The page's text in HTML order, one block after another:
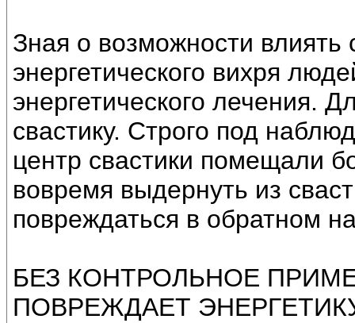
Зная о возможности влиять
энергетического вихря
энергетического лечения.
свастику. Строго под
центр свастики помещали
вовремя выдернуть из
повреждаться в обратном
БЕЗ КОНТРОЛЬНОЕ
ПОВРЕЖДАЕТ